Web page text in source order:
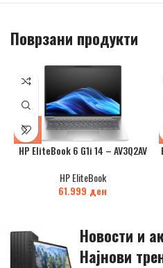
Поврзани продукти
HP EliteBook 6 G1i 14 – AV3Q2AV
HP EliteBook
61.999 ден
Новости и
Најнови